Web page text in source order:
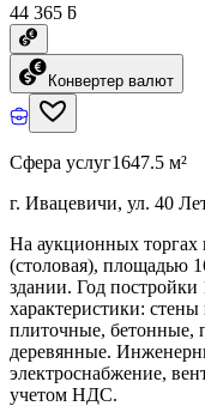
44 365 ƃ
Конвертер валют
Сфера услуг1647.5 м²
г. Ивацевичи, ул. 40
На аукционных торгах
(столовая), площадью
здании. Год
характеристики:
плиточные, бетонные,
деревянные.
электроснабжение,
учетом НДС.